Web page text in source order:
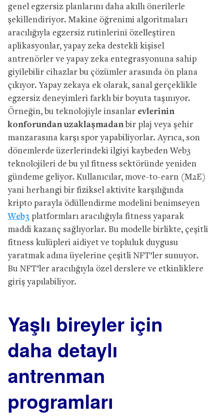
genel egzersiz planlarını daha akıllı önerilerle
şekillendiriyor. Makine öğrenimi algoritmaları
aracılığıyla egzersiz rutinlerini özelleştiren
aplikasyonlar, yapay zeka destekli kişisel
antrenörler ve yapay zeka entegrasyonuna sahip
giyilebilir cihazlar bu çözümler arasında ön plana
çıkıyor. Yapay zekaya ek olarak, sanal gerçeklikle
egzersiz deneyimleri farklı bir boyuta taşınıyor.
Örneğin, bu teknolojiyle insanlar evlerinin
konforundan uzaklaşmadanbir plaj veya şehir
manzarasına karşı spor yapabiliyorlar. Ayrıca, son
dönemlerde üzerlerindeki ilgiyi kaybeden Web3
teknolojileri de bu yıl fitness sektöründe yeniden
gündeme geliyor. Kullanıcılar, move-to-earn (M2E)
yani herhangi bir fiziksel aktivite karşılığında
kripto parayla ödüllendirme modelini benimseyen
Web3 platformları aracılığıyla fitness yaparak
maddi kazanç sağlıyorlar. Bu modelle birlikte, çeşitli
fitness kulüpleri aidiyet ve topluluk duygusu
yaratmak adına üyelerine çeşitli NFT’ler sunuyor.
Bu NFT’ler aracılığıyla özel derslere ve etkinliklere
giriş yapılabiliyor.
Yaşlı bireyler için
daha detaylı
antrenman
programları